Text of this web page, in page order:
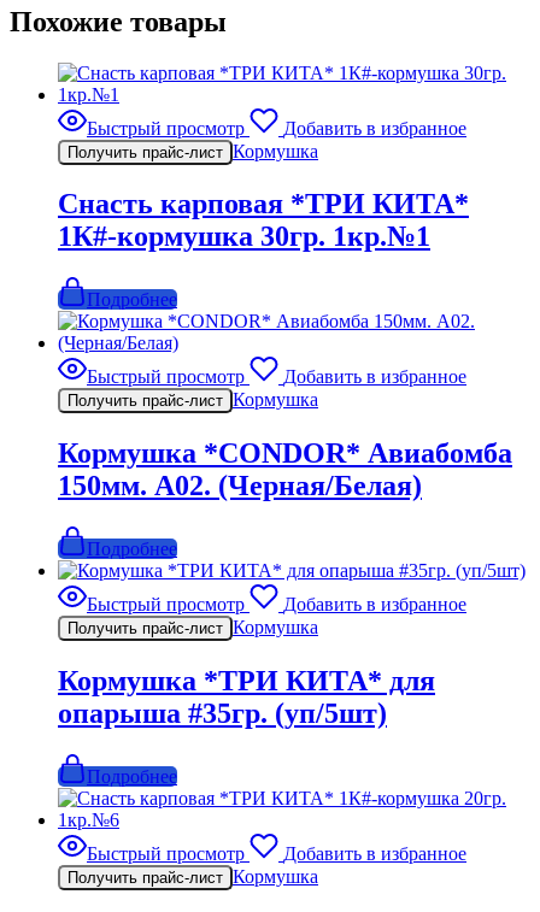
Похожие товары
Быстрый просмотр Добавить в избранное
Получить прайс-лист Кормушка
Снасть карповая *ТРИ КИТА*
1К#-кормушка 30гр. 1кр.№1
Подробнее
Быстрый просмотр Добавить в избранное
Получить прайс-лист Кормушка
Кормушка *CONDOR* Авиабомба
150мм. A02. (Черная/Белая)
Подробнее
Быстрый просмотр Добавить в избранное
Получить прайс-лист Кормушка
Кормушка *ТРИ КИТА* для
опарыша #35гр. (уп/5шт)
Подробнее
Быстрый просмотр Добавить в избранное
Получить прайс-лист Кормушка